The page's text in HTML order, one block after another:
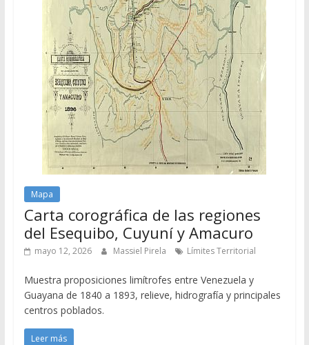
Mapa
Carta corográfica de las regiones
del Esequibo, Cuyuní y Amacuro
mayo 12, 2026 Massiel Pirela Límites Territorial
Muestra proposiciones limítrofes entre Venezuela y
Guayana de 1840 a 1893, relieve, hidrografía y principales
centros poblados.
Leer más